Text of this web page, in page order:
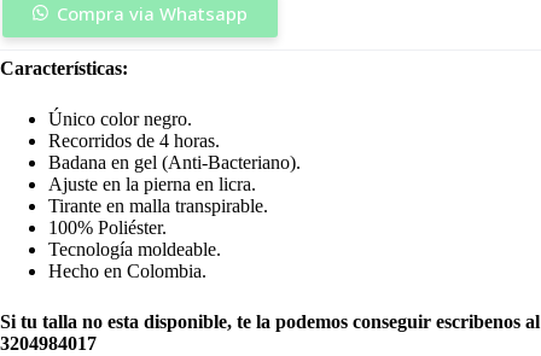
Compra via Whatsapp
Características:
Único color negro.
Recorridos de 4 horas.
Badana en gel (Anti-Bacteriano).
Ajuste en la pierna en licra.
Tirante en malla transpirable.
100% Poliéster.
Tecnología moldeable.
Hecho en Colombia.
Si tu talla no esta disponible, te la podemos conseguir escribenos al
3204984017